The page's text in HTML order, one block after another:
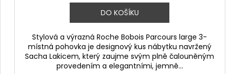
DO KOŠÍKU
Stylová a výrazná Roche Bobois Parcours large 3-
místná pohovka je designový kus nábytku navržený
Sacha Lakicem, který zaujme svým plně čalouněným
provedením a elegantními, jemně...